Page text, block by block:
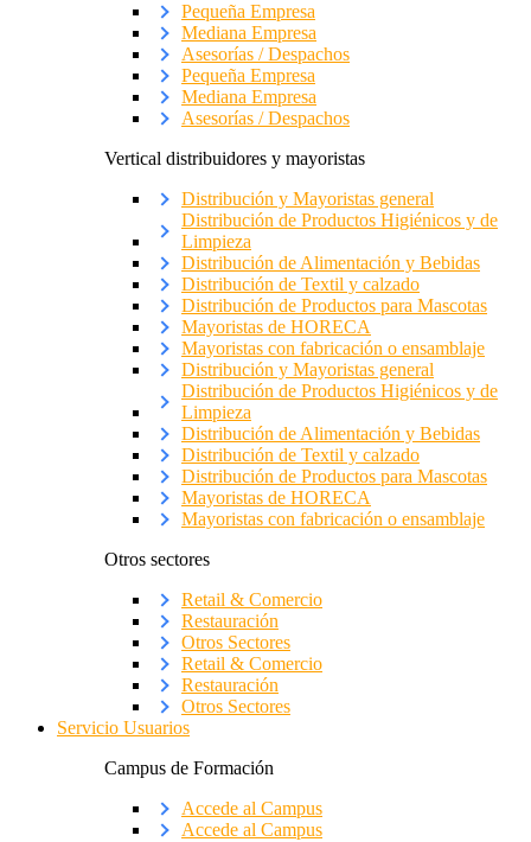
Pequeña Empresa
Mediana Empresa
Asesorías / Despachos
Pequeña Empresa
Mediana Empresa
Asesorías / Despachos
Vertical distribuidores y mayoristas
Distribución y Mayoristas general
Distribución de Productos Higiénicos y de
Limpieza
Distribución de Alimentación y Bebidas
Distribución de Textil y calzado
Distribución de Productos para Mascotas
Mayoristas de HORECA
Mayoristas con fabricación o ensamblaje
Distribución y Mayoristas general
Distribución de Productos Higiénicos y de
Limpieza
Distribución de Alimentación y Bebidas
Distribución de Textil y calzado
Distribución de Productos para Mascotas
Mayoristas de HORECA
Mayoristas con fabricación o ensamblaje
Otros sectores
Retail & Comercio
Restauración
Otros Sectores
Retail & Comercio
Restauración
Otros Sectores
Servicio Usuarios
Campus de Formación
Accede al Campus
Accede al Campus